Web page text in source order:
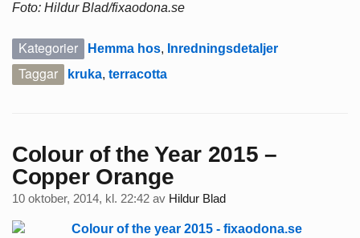
Foto: Hildur Blad/fixaodona.se
Kategorier Hemma hos, Inredningsdetaljer
Taggar kruka, terracotta
Colour of the Year 2015 –
Copper Orange
10 oktober, 2014, kl. 22:42 av Hildur Blad